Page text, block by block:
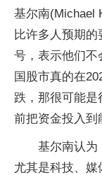
基尔南(Michael
比许多人预期
号，表示他们不
国股市真的在
跌，那很可能是
前把资金投入到
基尔南认为
尤其是科技、